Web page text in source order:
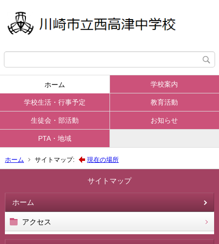
ホーム 学校案内
学校生活・行事予定 教育活動
生徒会・部活動 お知らせ
PTA・地域
ホーム サイトマップ: 現在の場所
サイトマップ
ホーム
アクセス